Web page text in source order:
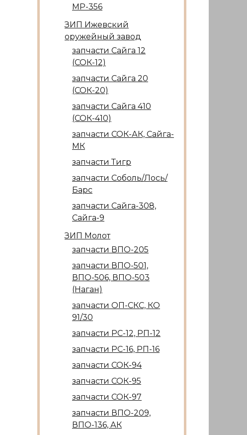
МР-356
ЗИП Ижевский
оружейный завод
запчасти Сайга 12
(СОК-12)
запчасти Сайга 20
(СОК-20)
запчасти Сайга 410
(СОК-410)
запчасти СОК-АК, Сайга-
МК
запчасти Тигр
запчасти Соболь/Лось/
Барс
запчасти Сайга-308,
Сайга-9
ЗИП Молот
запчасти ВПО-205
запчасти ВПО-501,
ВПО-506, ВПО-503
(Наган)
запчасти ОП-СКС, КО
91/30
запчасти РС-12, РП-12
запчасти РС-16, РП-16
запчасти СОК-94
запчасти СОК-95
запчасти СОК-97
запчасти ВПО-209,
ВПО-136, АК